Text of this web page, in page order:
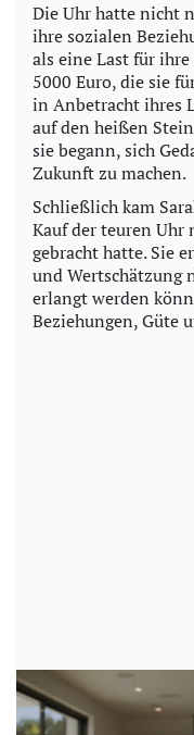
Die Uhr hatte nicht
ihre sozialen
als eine Last für
5000 Euro, die sie
in Anbetracht ihres
auf den heißen
sie begann, sich
Zukunft zu machen.
Schließlich kam
Kauf der teuren Uhr
gebracht hatte. Sie
und Wertschätzung
erlangt werden
Beziehungen, Güte